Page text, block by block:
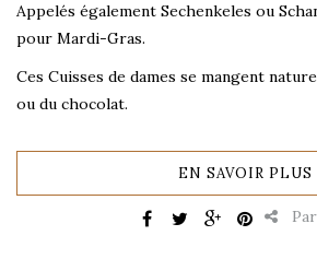
Appelés également Sechenkeles ou
pour Mardi-Gras.
Ces Cuisses de dames se mangent
ou du chocolat.
EN SAVOIR PLUS